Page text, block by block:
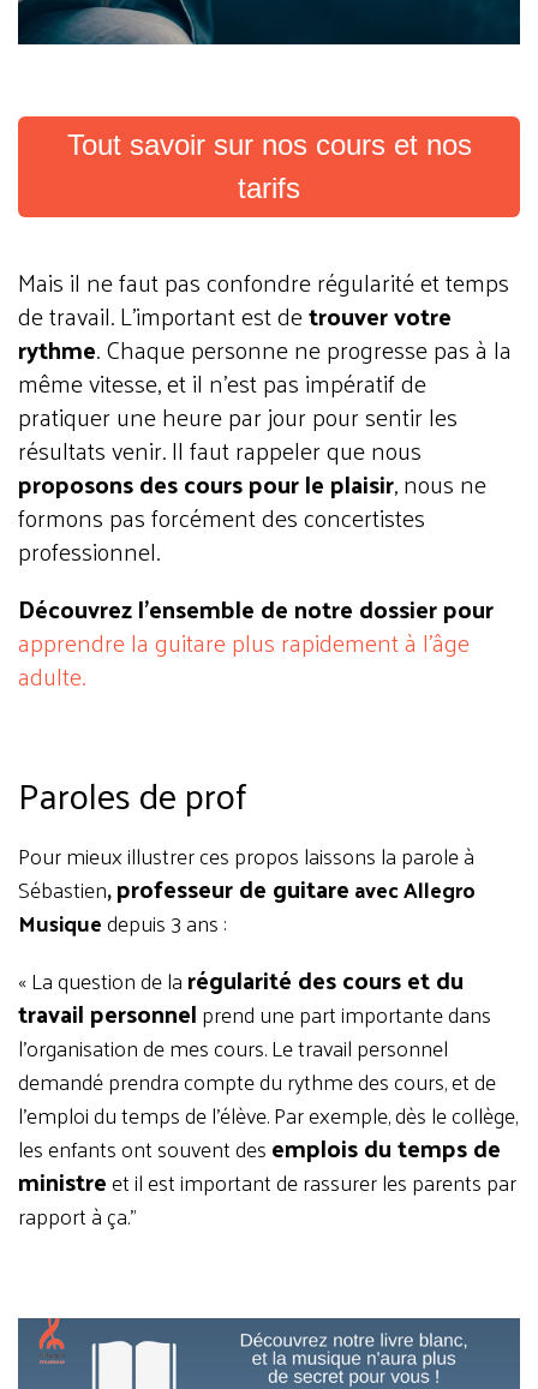
Tout savoir sur nos cours et nos
tarifs
Mais il ne faut pas confondre régularité et temps
de travail. L’important est detrouver votre
rythme. Chaque personne ne progresse pas à la
même vitesse, et il n’est pas impératif de
pratiquer une heure par jour pour sentir les
résultats venir. Il faut rappeler que nous
proposons des cours pour le plaisir, nous ne
formons pas forcément des concertistes
professionnel.
Découvrez l'ensemble de notre dossier pour
apprendre la guitare plus rapidement à l'âge
adulte.
Paroles de prof
Pour mieux illustrer ces propos laissons la parole à
Sébastien,professeur de guitareavec Allegro
Musiquedepuis 3 ans :
« La question de larégularité des cours et du
travail personnelprend une part importante dans
l’organisation de mes cours.Le travail personnel
demandé prendra compte du rythme des cours, et de
l’emploi du temps de l’élève. Par exemple, dès le collège,
les enfants ont souvent desemplois du temps de
ministreet il est important de rassurer les parents par
rapport à ça."